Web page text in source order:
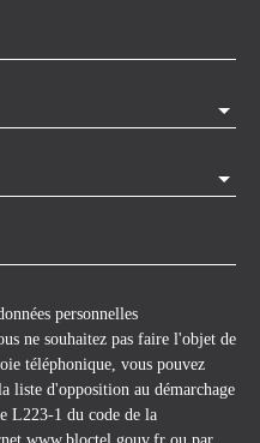
personnelles
ne souhaitez pas faire l'objet de
téléphonique, vous pouvez
liste d'opposition au démarchage
L223-1 du code de la